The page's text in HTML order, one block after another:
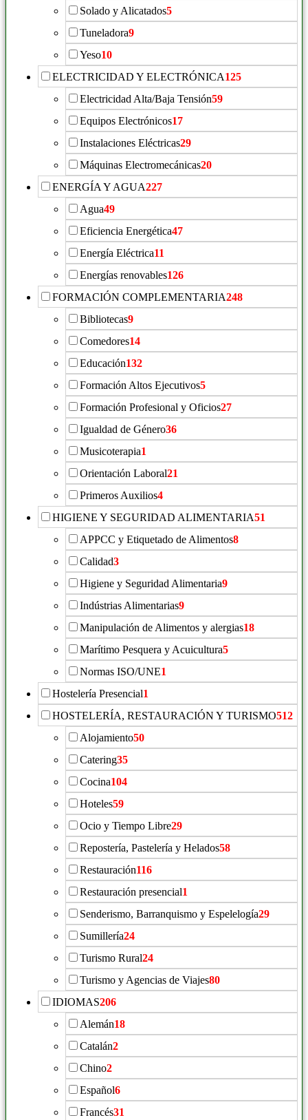
Solado y Alicatados5
Tuneladora9
Yeso10
ELECTRICIDAD Y ELECTRÓNICA125
Electricidad Alta/Baja Tensión59
Equipos Electrónicos17
Instalaciones Eléctricas29
Máquinas Electromecánicas20
ENERGÍA Y AGUA227
Agua49
Eficiencia Energética47
Energía Eléctrica11
Energías renovables126
FORMACIÓN COMPLEMENTARIA248
Bibliotecas9
Comedores14
Educación132
Formación Altos Ejecutivos5
Formación Profesional y Oficios27
Igualdad de Género36
Musicoterapia1
Orientación Laboral21
Primeros Auxilios4
HIGIENE Y SEGURIDAD ALIMENTARIA51
APPCC y Etiquetado de Alimentos8
Calidad3
Higiene y Seguridad Alimentaria9
Indústrias Alimentarias9
Manipulación de Alimentos y alergias18
Marítimo Pesquera y Acuicultura5
Normas ISO/UNE1
Hostelería Presencial1
HOSTELERÍA, RESTAURACIÓN Y TURISMO512
Alojamiento50
Catering35
Cocina104
Hoteles59
Ocio y Tiempo Libre29
Repostería, Pastelería y Helados58
Restauración116
Restauración presencial1
Senderismo, Barranquismo y Espelelogía29
Sumillería24
Turismo Rural24
Turismo y Agencias de Viajes80
IDIOMAS206
Alemán18
Catalán2
Chino2
Español6
Francés31